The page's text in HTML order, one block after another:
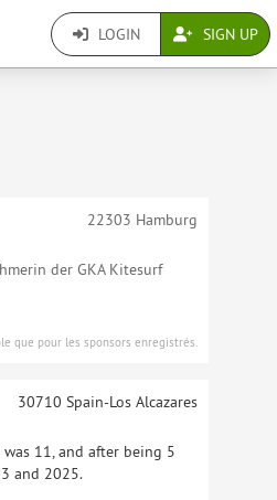
LOGIN SIGN UP
der GKA Kitesurf
22303 Hamburg
que pour les sponsors enregistrés.
11, and after being 5
and 2025.
30710 Spain-Los Alcazares